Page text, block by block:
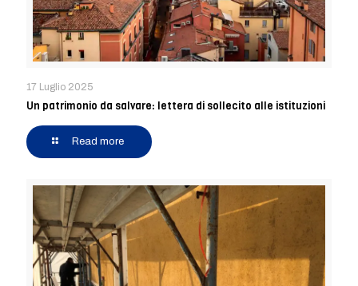
17 Luglio 2025
Un patrimonio da salvare: lettera di sollecito alle istituzioni
Read more